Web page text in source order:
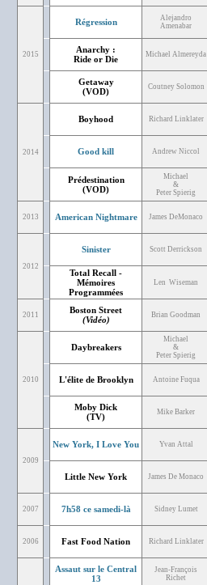
2015
Régression
Alejandro
Amenabar
Anarchy :
Ride or Die
Michael Almereyda
Getaway
(VOD)
Coutney Solomon
2014
Boyhood Richard Linklater
Good kill Andrew Niccol
Prédestination
(VOD)
Michael
&
Peter Spierig
2013 American Nightmare James DeMonaco
2012
Sinister Scott Derrickson
Total Recall -
Mémoires
Programmées
Len Wiseman
2011
Boston Street
(Vidéo)
Brian Goodman
2010
Daybreakers
Michael
&
Peter Spierig
L'élite de Brooklyn
Antoine Fuqua
Moby Dick
(TV)
Mike Barker
2009
New York, I Love You Yvan Attal
Little New York James De Monaco
2007 7h58 ce samedi-là Sidney Lumet
2006 Fast Food Nation Richard Linklater
Assaut sur le Central
13
Jean-François
Richet